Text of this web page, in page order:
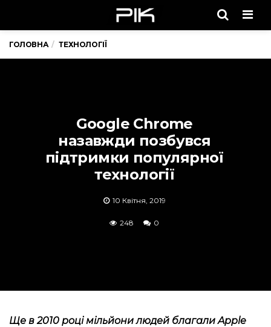
ГОЛОВНА ТЕХНОЛОГІЇ
Google Chrome
назавжди позбувся
підтримки популярної
технології
10 Квітня, 2019
248 0
Ще в 2010 році мільйони людей благали Apple